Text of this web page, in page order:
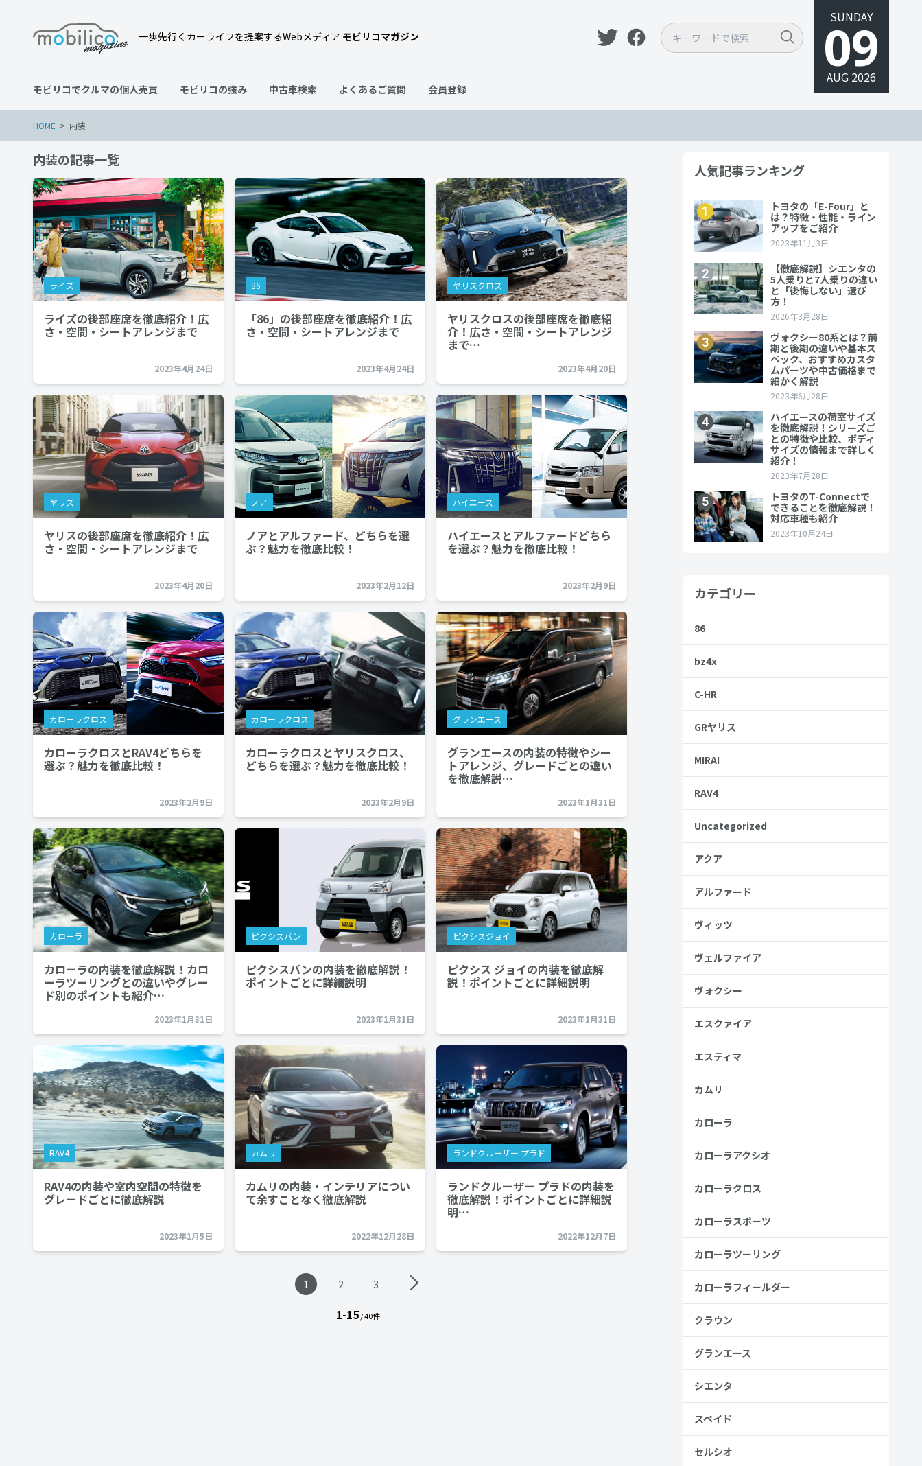
一歩先行くカーライフを提案するWebメディア モビリコマガジン
SUNDAY
09
AUG 2026
モビリコでクルマの個人売買 モビリコの強み 中古車検索 よくあるご質問 会員登録
HOME 内装
内装の記事一覧
ライズ
ライズの後部座席を徹底紹介！広
さ・空間・シートアレンジまで
2023年4月24日
86
「86」の後部座席を徹底紹介！広
さ・空間・シートアレンジまで
2023年4月24日
ヤリスクロス
ヤリスクロスの後部座席を徹底紹
介！広さ・空間・シートアレンジ
まで…
2023年4月20日
ヤリス
ヤリスの後部座席を徹底紹介！広
さ・空間・シートアレンジまで
2023年4月20日
ノア
ノアとアルファード、どちらを選
ぶ？魅力を徹底比較！
2023年2月12日
ハイエース
ハイエースとアルファードどちら
を選ぶ？魅力を徹底比較！
2023年2月9日
カローラクロス
カローラクロスとRAV4どちらを
選ぶ？魅力を徹底比較！
2023年2月9日
カローラクロス
カローラクロスとヤリスクロス、
どちらを選ぶ？魅力を徹底比較！
2023年2月9日
グランエース
グランエースの内装の特徴やシー
トアレンジ、グレードごとの違い
を徹底解説…
2023年1月31日
カローラ
カローラの内装を徹底解説！カロ
ーラツーリングとの違いやグレー
ド別のポイントも紹介…
2023年1月31日
ピクシスバン
ピクシスバンの内装を徹底解説！
ポイントごとに詳細説明
2023年1月31日
ピクシスジョイ
ピクシス ジョイの内装を徹底解
説！ポイントごとに詳細説明
2023年1月31日
RAV4
RAV4の内装や室内空間の特徴を
グレードごとに徹底解説
2023年1月5日
カムリ
カムリの内装・インテリアについ
て余すことなく徹底解説
2022年12月28日
ランドクルーザー プラド
ランドクルーザー プラドの内装を
徹底解説！ポイントごとに詳細説
明…
2022年12月7日
1 2 3
1-15/ 40件
人気記事ランキング
カテゴリー
86
bz4x
C-HR
GRヤリス
MIRAI
RAV4
Uncategorized
アクア
アルファード
ヴィッツ
ヴェルファイア
ヴォクシー
エスクァイア
エスティマ
カムリ
カローラ
カローラアクシオ
カローラクロス
カローラスポーツ
カローラツーリング
カローラフィールダー
クラウン
グランエース
シエンタ
スペイド
セルシオ